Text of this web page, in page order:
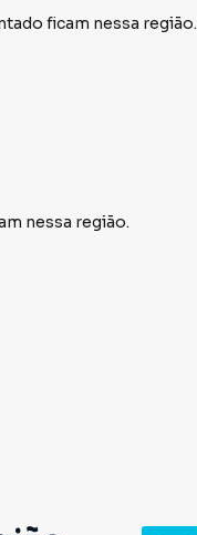
ficam nessa região.
nessa região.